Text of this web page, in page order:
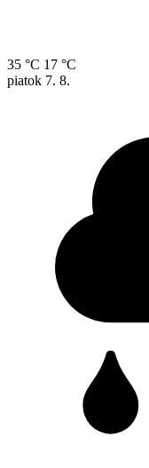
35 °C 17 °C
piatok 7. 8.